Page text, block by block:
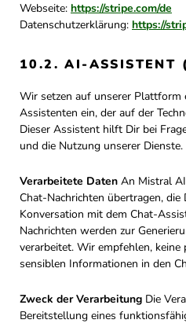
Webseite: https://stripe.com/de
Datenschutzerklärung: https://
10.2. AI-ASSISTENT
Wir setzen auf unserer Plattform
Assistenten ein, der auf der
Dieser Assistent hilft Dir bei
und die Nutzung unserer Dienste.
Verarbeitete Daten An Mistral
Chat-Nachrichten übertragen, die
Konversation mit dem Chat-
Nachrichten werden zur
verarbeitet. Wir empfehlen, keine
sensiblen Informationen in den
Zweck der Verarbeitung Die
Bereitstellung eines